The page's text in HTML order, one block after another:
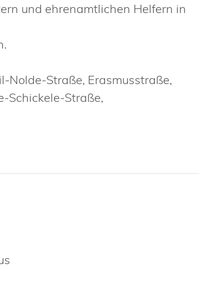
und ehrenamtlichen Helfern in
Nolde-Straße, Erasmusstraße,
Schickele-Straße,